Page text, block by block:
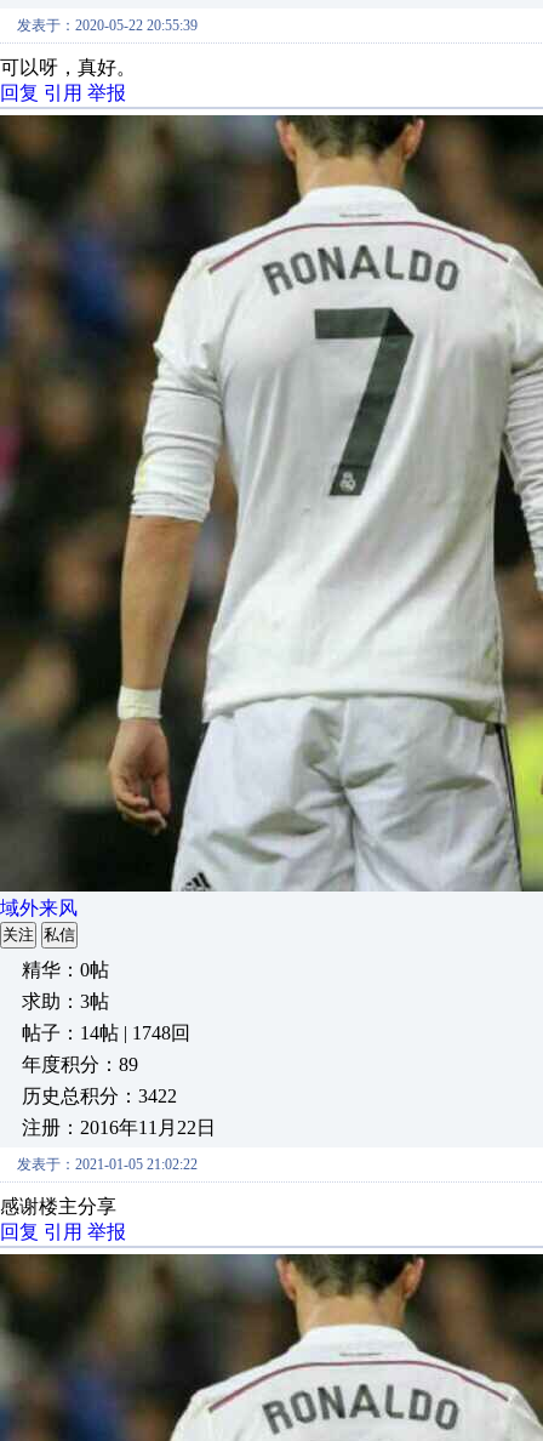
发表于：2020-05-22 20:55:39
可以呀，真好。
回复 引用 举报
域外来风
关注 私信
精华：0帖
求助：3帖
帖子：14帖 | 1748回
年度积分：89
历史总积分：3422
注册：2016年11月22日
发表于：2021-01-05 21:02:22
感谢楼主分享
回复 引用 举报